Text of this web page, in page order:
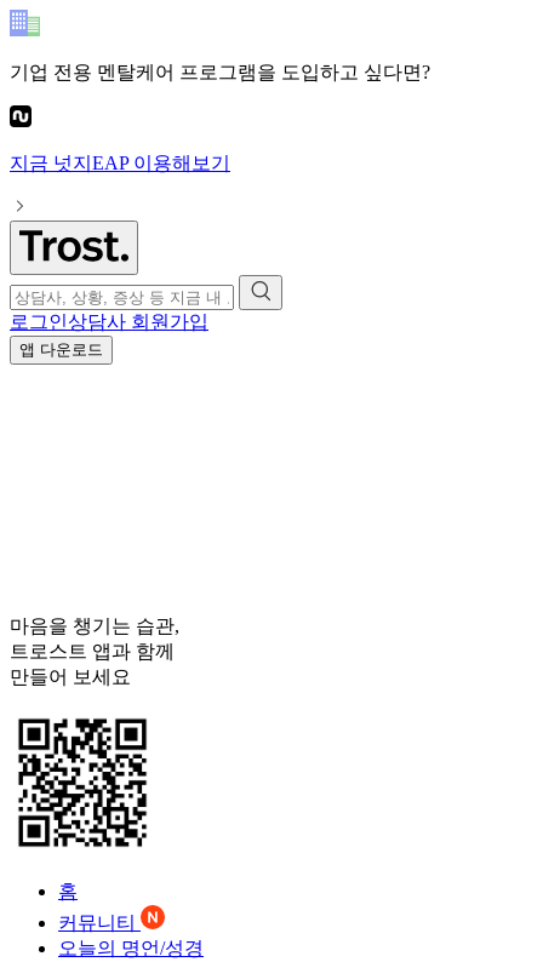
기업 전용 멘탈케어 프로그램을 도입하고 싶다면?
지금 넛지EAP이용해보기
로그인상담사 회원가입
앱 다운로드
마음을 챙기는 습관,
트로스트 앱과 함께
만들어 보세요
홈
커뮤니티
오늘의 명언/성경